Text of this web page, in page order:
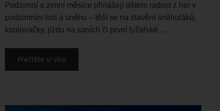
Podzimní a zimní měsíce přinášejí dětem radost z her v
podzimním listí a sněhu – těší se na stavění sněhuláků,
koulovačky, jízdu na saních či první lyžařské ...
Přečtěte si více